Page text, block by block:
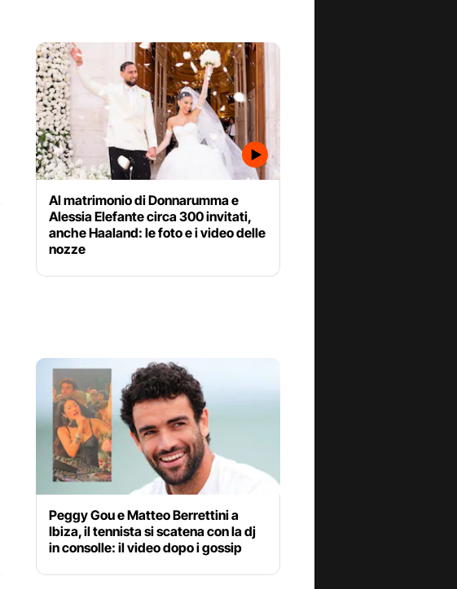
Al matrimonio di Donnarumma e
Alessia Elefante circa 300 invitati,
anche Haaland: le foto e i video delle
nozze
Peggy Gou e Matteo Berrettini a
Ibiza, il tennista si scatena con la dj
in consolle: il video dopo i gossip